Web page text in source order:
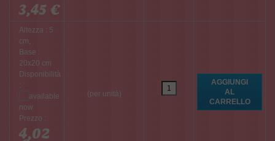
3,45 €
Altezza : 5
cm,
Base :
20x20 cm
Disponibilità
:
Prezzo :
4,02
(per unità)